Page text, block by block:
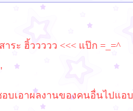
ระ ฮิ้ววววว <<< แป๊ก =_=^
บเอาผลงานของคนอื่นไปแอบ